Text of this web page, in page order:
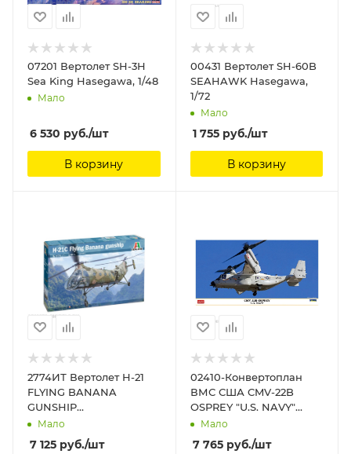
07201 Вертолет SH-3H
Sea King Hasegawa, 1/48
Мало
6 530 руб./шт
В корзину
00431 Вертолет SH-60B
SEAHAWK Hasegawa,
1/72
Мало
1 755руб./шт
В корзину
2774ИТ Вертолет H-21
FLYING BANANA
GUNSHIP
(10013160/300421/0255806,
ИТАЛИЯ ) Italeri, 1/48
Мало
7 125 руб./шт
02410-Конвертоплан
ВМС США CMV-22B
OSPREY "U.S. NAVY"
(Limited Edition)
Hasegawa, 1/72
Мало
7 765руб./шт